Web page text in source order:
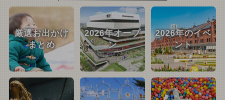
厳選お出かけ
まとめ
2026年オープ
ン
2026年のイベ
ント